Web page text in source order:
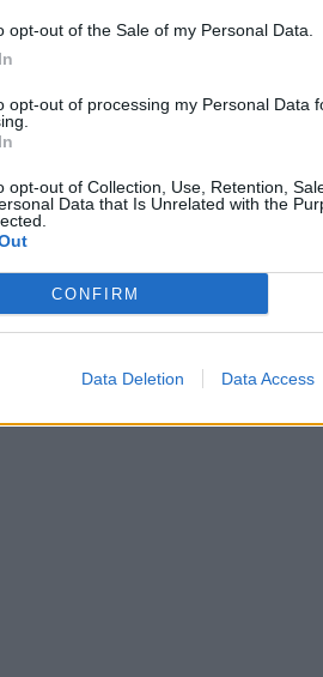
opt-out of the Sale of my Personal Data.
opt-out of processing my Personal Data
opt-out of Collection, Use, Retention,
Data that Is Unrelated with the
CONFIRM
Data Deletion Data Access